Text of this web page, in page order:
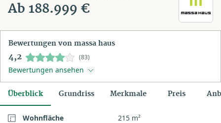
Ab 188.999 €
Bewertungen von massa haus
4,2 (83)
Bewertungen ansehen
Überblick Grundriss Merkmale Preis
Wohnfläche
215 m²